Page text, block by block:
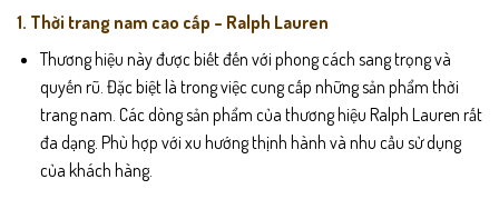
1. Thời trang nam cao cấp – Ralph Lauren
Thương hiệu này được biết đến với phong cách sang trọng và
quyến rũ. Đặc biệt là trong việc cung cấp những sản phẩm thời
trang nam. Các dòng sản phẩm của thương hiệu Ralph Lauren rất
đa dạng. Phù hợp với xu hướng thịnh hành và nhu cầu sử dụng
của khách hàng.